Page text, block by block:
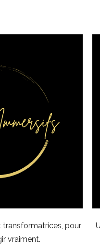
transformatrices, pour
vraiment.